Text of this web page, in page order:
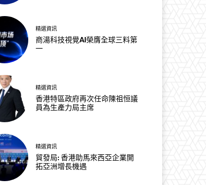
精選資訊
商湯科技視覺AI榮膺全球三料第
一
精選資訊
香港特區政府再次任命陳祖恒議
員為生產力局主席
精選資訊
貿發局: 香港助馬來西亞企業開
拓亞洲增長機遇